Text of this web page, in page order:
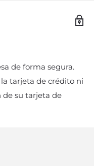
de este
causará
de compra
el producto.
el cliente ha
directamente al
de forma segura.
tarjeta de crédito ni
de su tarjeta de